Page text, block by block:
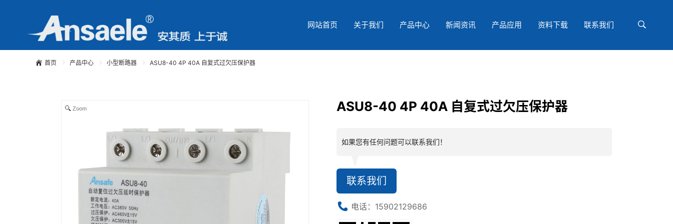
网站首页 关于我们 产品中心 新闻资讯 产品应用 资料下载 联系我们
首页 产品中心 小型断路器 ASU8-40 4P 40A 自复式过欠压保护器
Zoom ASU8-40 4P 40A 自复式过欠压保护器
如果您有任何问题可以联系我们！
联系我们
电话：15902129686